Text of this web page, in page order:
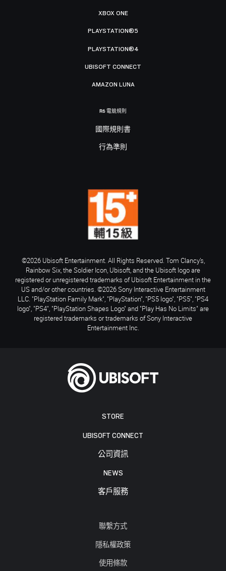
STORE
UBISOFT CONNECT
公司資訊
NEWS
客戶服務
聯繫方式
隱私權政策
使用條款
XBOX ONE
PLAYSTATION®5
PLAYSTATION®4
UBISOFT CONNECT
AMAZON LUNA
R6 電競規則
國際規則書
行為準則
©2026 Ubisoft Entertainment. All Rights Reserved. Tom Clancy’s,
Rainbow Six, the Soldier Icon, Ubisoft, and the Ubisoft logo are
registered or unregistered trademarks of Ubisoft Entertainment in the
US and/or other countries. ©2026 Sony Interactive Entertainment
LLC. "PlayStation Family Mark", "PlayStation", "PS5 logo", "PS5", "PS4
logo", "PS4", "PlayStation Shapes Logo" and "Play Has No Limits" are
registered trademarks or trademarks of Sony Interactive
Entertainment Inc.